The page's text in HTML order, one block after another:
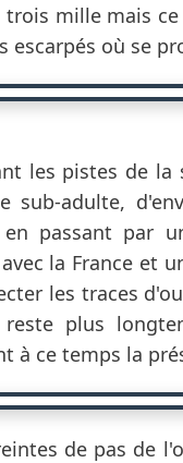
trois mille mais
escarpés où se
les pistes de
sub-adulte,
en passant par
la France et
les traces
plus
à ce temps la
de pas de